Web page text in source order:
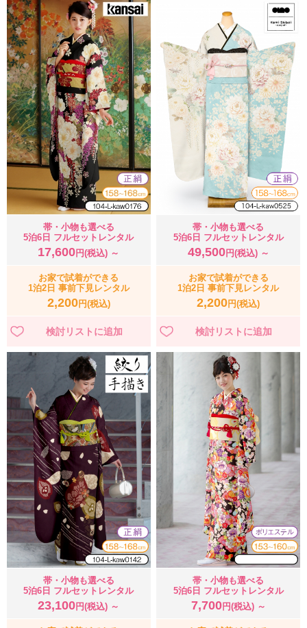
帯・小物も選べる
5泊6日 フルセットレンタル
17,600 円(税込) ～
お家で試着ができる
1泊2日 事前下見レンタル
2,200円(税込)
帯・小物も選べる
5泊6日 フルセットレンタル
49,500円(税込) ～
お家で試着ができる
1泊2日 事前下見レンタル
2,200円(税込)
帯・小物も選べる
5泊6日 フルセットレンタル
23,100円(税込) ～
帯・小物も選べる
5泊6日 フルセットレンタル
7,700円(税込) ～